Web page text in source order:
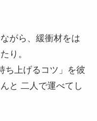
がら、緩衝材をは
り。
ち上げるコツ」を彼
と 二人で運べてし